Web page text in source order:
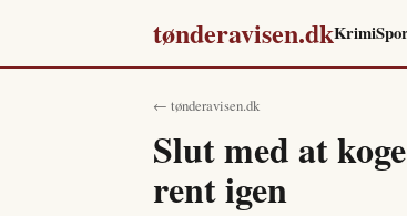
tønderavisen.dkKrimi
← tønderavisen.dk
Slut med at
rent igen